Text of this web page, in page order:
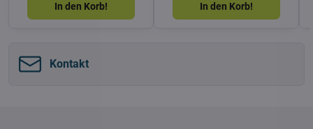
In den Korb! In den Korb!
Kontakt